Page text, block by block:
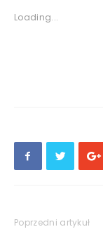
Loading...
Poprzedni artykuł